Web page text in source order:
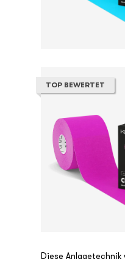
TOP BEWERTET
Diese